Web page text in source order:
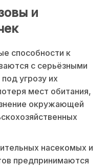
и
способности к
с серьёзными
угрозу их
мест обитания,
окружающей
насекомых и
предпринимаются